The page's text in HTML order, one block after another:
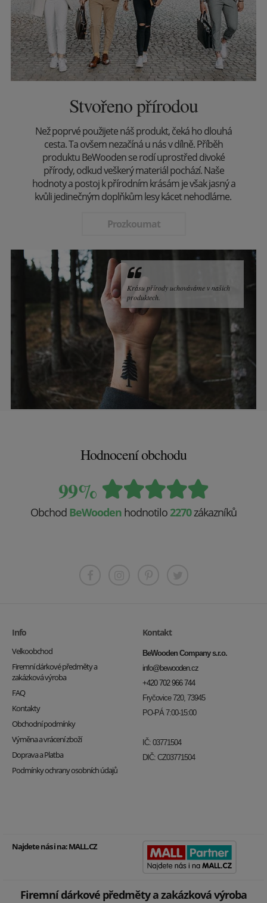
Stvořeno přírodou
Než poprvé použijete náš produkt, čeká ho dlouhá
cesta. Ta ovšem nezačíná u nás v dílně. Příběh
produktu BeWooden se rodí uprostřed divoké
přírody, odkud veškerý materiál pochází. Naše
hodnoty a postoj k přírodním krásám je však jasný a
kvůli jedinečným doplňkům lesy kácet nehodláme.
Prozkoumat
Krásu přírody uchováváme v našich
produktech.
Hodnocení obchodu
99%
Obchod BeWooden hodnotilo 2270zákazníků
Info
Velkoobchod
Firemní dárkové předměty a
zakázková výroba
FAQ
Kontakty
Obchodní podmínky
Výměna a vrácení zboží
Doprava a Platba
Podmínky ochrany osobních údajů
Kontakt
BeWooden Company s.r.o.
info@bewooden.cz
+420 702 966 744
Fryčovice 720, 73945
PO-PÁ 7:00-15:00
IČ: 03771504
DIČ: CZ03771504
Najdete nás i na:MALL.CZ
Firemní dárkové předměty a zakázková výroba